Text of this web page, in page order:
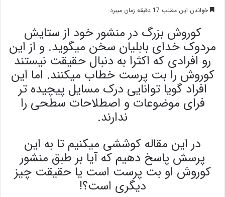
ایمیل
خواندن این مطلب 17 دقیقه زمان میبرد
کوروش بزرگ در منشور خود از ستایش
مردوک خدای بابلیان سخن میگوید. و از این
رو افرادی که اکثرا به دنبال حقیقت نیستند
کوروش را بت پرست خطاب میکنند. اما این
افراد گویا توانایی درک مسایل پیچیده تر
فرای موضوعات و اصطلاحات سطحی را
ندارند.
در این مقاله کوششی میکنیم تا به این
پرسش پاسخ دهیم که آیا بر طبق منشور
کوروش او بت پرست است یا حقیقت چیز
دیگری است؟!